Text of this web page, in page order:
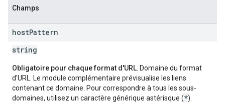
Champs
hostPattern
string
Obligatoire pour chaque format d'URL . Domaine du format
d'URL. Le module complémentaire prévisualise les liens
contenant ce domaine. Pour correspondre à tous les sous-
domaines, utilisez un caractère générique astérisque (*).